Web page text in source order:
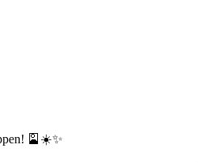
🎴☀️✨